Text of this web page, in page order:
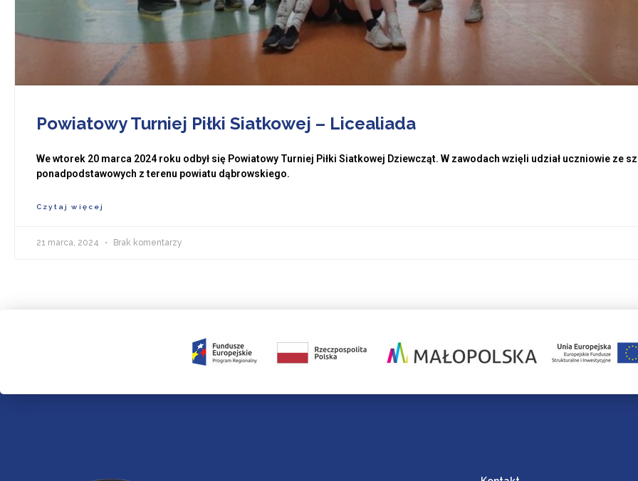
Powiatowy Turniej Piłki Siatkowej – Licealiada
We wtorek 20 marca 2024 roku odbył się Powiatowy Turniej Piłki Siatkowej Dziewcząt. W zawodach wzięli udział uczniowie ze
ponadpodstawowych z terenu powiatu dąbrowskiego.
Czytaj więcej
21 marca, 2024 Brak komentarzy